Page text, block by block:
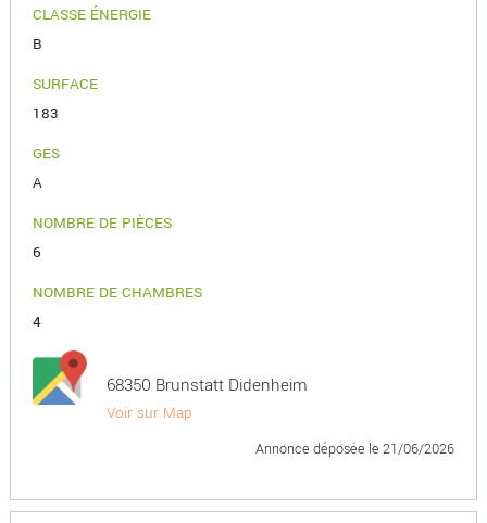
CLASSE ÉNERGIE
B
SURFACE
183
GES
A
NOMBRE DE PIÈCES
6
NOMBRE DE CHAMBRES
4
68350 Brunstatt Didenheim
Voir sur Map
Annonce déposée le 21/06/2026